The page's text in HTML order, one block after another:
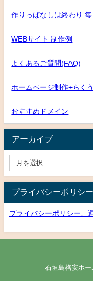
作りっぱなしは終わり
WEBサイト 制作例
よくあるご質問(FAQ)
ホームページ制作+らく
おすすめドメイン
アーカイブ
プライバシーポリシー
プライバシーポリシー、
© 石垣島格安ホー